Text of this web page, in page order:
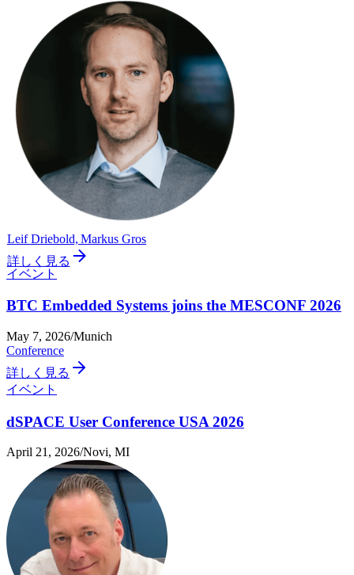
Leif Driebold, Markus Gros
詳しく見る
イベント
BTC Embedded Systems joins the MESCONF 2026
May 7, 2026/Munich
Conference
詳しく見る
イベント
dSPACE User Conference USA 2026
April 21, 2026/Novi, MI